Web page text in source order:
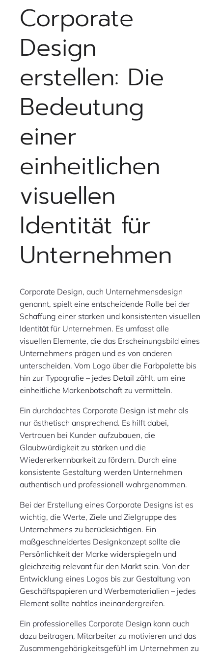
Corporate
Design
erstellen: Die
Bedeutung
einer
einheitlichen
visuellen
Identität für
Unternehmen
Corporate Design, auch Unternehmensdesign
genannt, spielt eine entscheidende Rolle bei der
Schaffung einer starken und konsistenten visuellen
Identität für Unternehmen. Es umfasst alle
visuellen Elemente, die das Erscheinungsbild eines
Unternehmens prägen und es von anderen
unterscheiden. Vom Logo über die Farbpalette bis
hin zur Typografie – jedes Detail zählt, um eine
einheitliche Markenbotschaft zu vermitteln.
Ein durchdachtes Corporate Design ist mehr als
nur ästhetisch ansprechend. Es hilft dabei,
Vertrauen bei Kunden aufzubauen, die
Glaubwürdigkeit zu stärken und die
Wiedererkennbarkeit zu fördern. Durch eine
konsistente Gestaltung werden Unternehmen
authentisch und professionell wahrgenommen.
Bei der Erstellung eines Corporate Designs ist es
wichtig, die Werte, Ziele und Zielgruppe des
Unternehmens zu berücksichtigen. Ein
maßgeschneidertes Designkonzept sollte die
Persönlichkeit der Marke widerspiegeln und
gleichzeitig relevant für den Markt sein. Von der
Entwicklung eines Logos bis zur Gestaltung von
Geschäftspapieren und Werbematerialien – jedes
Element sollte nahtlos ineinandergreifen.
Ein professionelles Corporate Design kann auch
dazu beitragen, Mitarbeiter zu motivieren und das
Zusammengehörigkeitsgefühl im Unternehmen zu